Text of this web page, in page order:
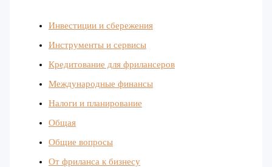
Инвестиции и сбережения
Инструменты и сервисы
Кредитование для фрилансеров
Международные финансы
Налоги и планирование
Общая
Общие вопросы
От фриланса к бизнесу